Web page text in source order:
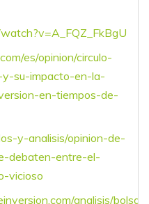
es/opinion/circulo-
su-impacto-en-la-
en-tiempos-de-
y-analisis/opinion-de-
debaten-entre-el-
vicioso
analisis/bolsa-